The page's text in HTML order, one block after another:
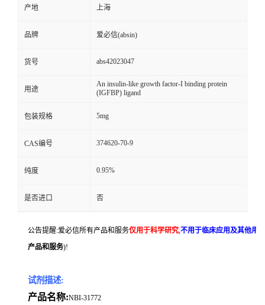
产地 上海
品牌 爱必信(absin)
货号 abs42023047
用途
An insulin-like growth factor-I binding protein
(IGFBP) ligand
包装规格 5mg
CAS编号 374620-70-9
纯度 0.95%
是否进口 否
公告提醒:爱必信所有产品和服务仅用于科学研究,不用于临床应用及其他用
产品和服务)!
试剂描述:
产品名称:NBI-31772